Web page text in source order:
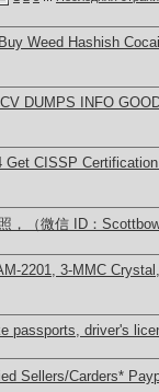
Weed Hashish
DUMPS INFO
Get CISSP
，（微信 ID：
2201, 3-MMC
passports, driver's
Sellers/Carders*